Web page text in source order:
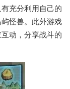
充分利用自己的
怪兽。此外游戏
动，分享战斗的